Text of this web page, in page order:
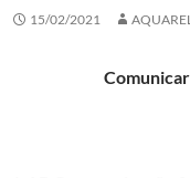
15/02/2021